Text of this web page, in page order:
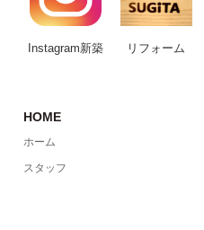
Instagram新築 リフォーム
HOME
ホーム
スタッフ